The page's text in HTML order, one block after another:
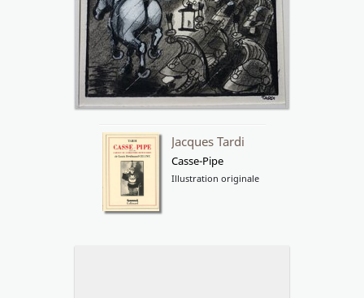
Jacques Tardi
Casse-Pipe
Illustration originale